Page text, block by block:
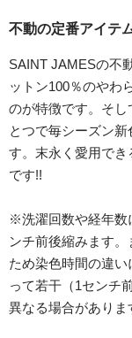
不動の定番アイテ
SAINT JAMESの不
ットン100％のやわ
のが特徴です。そ
とつで毎シーズン
す。末永く愛用で
です!!
※洗濯回数や経年数
ンチ前後縮みます
ため染色時間の違
って若干（1センチ
異なる場合がありま